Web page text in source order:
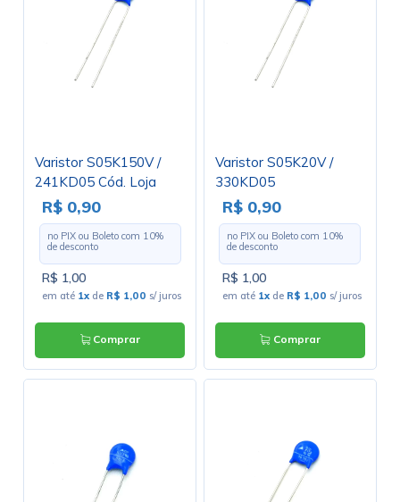
Varistor S05K150V /
241KD05 Cód. Loja
2826
R$ 0,90
no PIX ou Boleto com 10%
de desconto
R$ 1,00
em até 1x de R$ 1,00 s/ juros
Comprar
Varistor S05K20V /
330KD05
R$ 0,90
no PIX ou Boleto com 10%
de desconto
R$ 1,00
em até 1x de R$ 1,00 s/ juros
Comprar